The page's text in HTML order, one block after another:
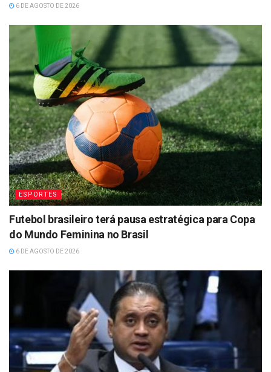
6 DE AGOSTO DE 2026
ESPORTES
Futebol brasileiro terá pausa estratégica para Copa
do Mundo Feminina no Brasil
6 DE AGOSTO DE 2026